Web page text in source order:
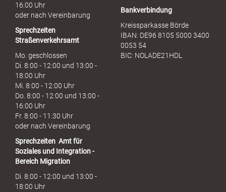
16:00 Uhr
oder nach Vereinbarung
Sprechzeiten
Straßenverkehrsamt
Mo. geschlossen
Di. 8:00 - 12:00 und 13:00 -
18:00 Uhr
Mi. 8:00 - 12:00 Uhr
Do. 8:00 - 12:00 und 13:00 -
16:00 Uhr
Fr. 8:00 - 11:30 Uhr
oder nach Vereinbarung
Sprechzeiten Amt für
Soziales und Integration -
Bereich Migration
Di. 8:00 - 12:00 und 13:00 -
18:00 Uhr
Bankverbindung
Kreissparkasse Börde
IBAN: DE96 8105 5000 3400
0053 54
BIC: NOLADE21HDL